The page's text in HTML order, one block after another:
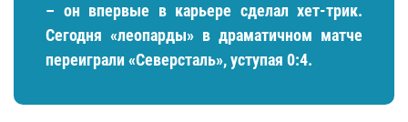
– он впервые в карьере сделал хет-трик.
Сегодня «леопарды» в драматичном матче
переиграли «Северсталь», уступая 0:4.